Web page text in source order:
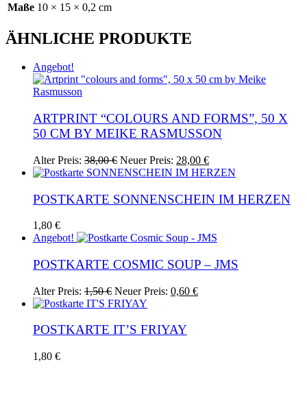
Maße 10 × 15 × 0,2 cm
ÄHNLICHE PRODUKTE
Angebot!
ARTPRINT “COLOURS AND FORMS”, 50 X
50 CM BY MEIKE RASMUSSON
Alter Preis: 38,00€ Ursprünglicher
Preis
38,00 €
Neuer Preis: 28,00 €Aktueller
Preis
28,00 €.
POSTKARTE SONNENSCHEIN IM HERZEN
1,80 €
Angebot!
POSTKARTE COSMIC SOUP – JMS
Alter Preis: 1,50€ Ursprünglicher
Preis
1,50 €
Neuer Preis: 0,60 €Aktueller
POSTKARTE IT’S FRIYAY
1,80 €